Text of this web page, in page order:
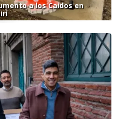
a los Caídos en